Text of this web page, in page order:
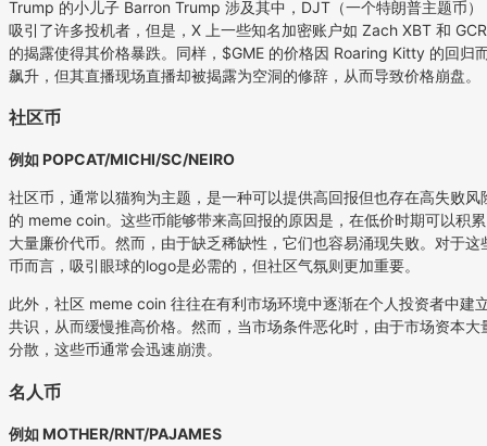
Trump 的小儿子 Barron Trump 涉及其中，DJT（一个特朗普主题币）
吸引了许多投机者，但是，X 上一些知名加密账户如 Zach XBT 和 GCR
的揭露使得其价格暴跌。同样，$GME 的价格因 Roaring Kitty 的回归
飙升，但其直播现场直播却被揭露为空洞的修辞，从而导致价格崩盘。
社区币
例如 POPCAT/MICHI/SC/NEIRO
社区币，通常以猫狗为主题，是一种可以提供高回报但也存在高失败风
的 meme coin。这些币能够带来高回报的原因是，在低价时期可以积累
大量廉价代币。然而，由于缺乏稀缺性，它们也容易涌现失败。对于这
币而言，吸引眼球的logo是必需的，但社区气氛则更加重要。
此外，社区 meme coin 往往在有利市场环境中逐渐在个人投资者中建
共识，从而缓慢推高价格。然而，当市场条件恶化时，由于市场资本大
分散，这些币通常会迅速崩溃。
名人币
例如 MOTHER/RNT/PAJAMES